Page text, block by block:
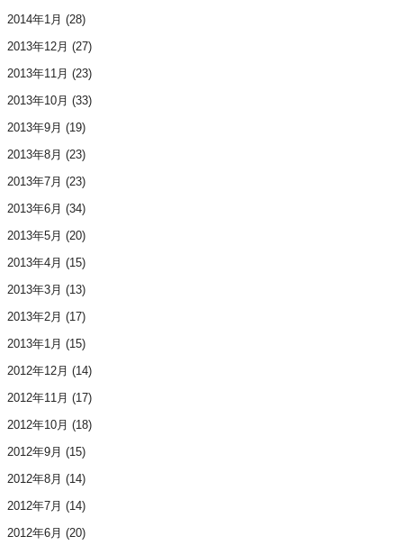
2014年1月 (28)
2013年12月 (27)
2013年11月 (23)
2013年10月 (33)
2013年9月 (19)
2013年8月 (23)
2013年7月 (23)
2013年6月 (34)
2013年5月 (20)
2013年4月 (15)
2013年3月 (13)
2013年2月 (17)
2013年1月 (15)
2012年12月 (14)
2012年11月 (17)
2012年10月 (18)
2012年9月 (15)
2012年8月 (14)
2012年7月 (14)
2012年6月 (20)